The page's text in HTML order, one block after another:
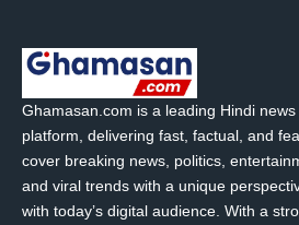
Ghamasan.com is a leading Hindi
platform, delivering fast, factual, and
cover breaking news, politics,
and viral trends with a unique
with today’s digital audience. With a